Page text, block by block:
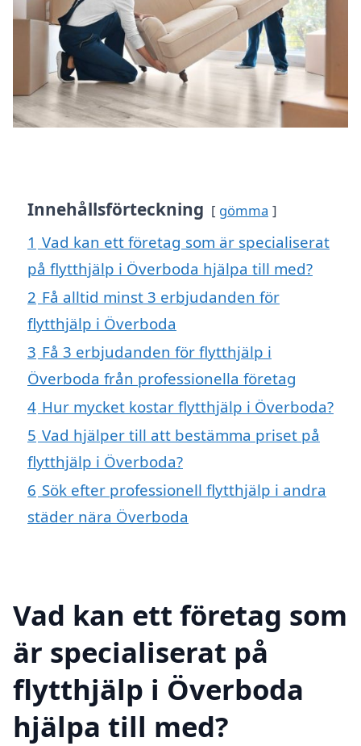
Innehållsförteckning gömma
1 Vad kan ett företag som är specialiserat
på flytthjälp i Överboda hjälpa till med?
2 Få alltid minst 3 erbjudanden för
flytthjälp i Överboda
3 Få 3 erbjudanden för flytthjälp i
Överboda från professionella företag
4 Hur mycket kostar flytthjälp i Överboda?
5 Vad hjälper till att bestämma priset på
flytthjälp i Överboda?
6 Sök efter professionell flytthjälp i andra
städer nära Överboda
Vad kan ett företag som
är specialiserat på
flytthjälp i Överboda
hjälpa till med?